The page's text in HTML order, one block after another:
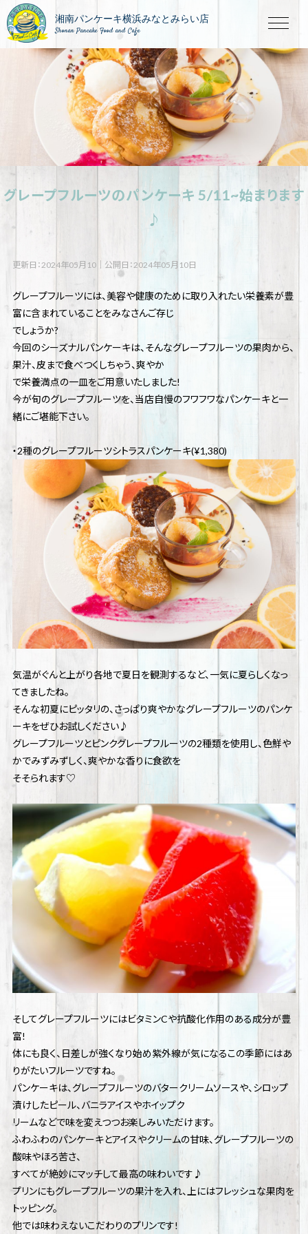
Shonan Pancake Food and Cafe
グレープフルーツのパンケーキ 5/11~始まります
♪
更新日：2024年05月10｜ 公開日：2024年05月10日
グレープフルーツには、美容や健康のために取り入れたい栄養素が豊
富に含まれていることをみなさんご存じ
でしょうか?
今回のシーズナルパンケーキは、そんなグレープフルーツの果肉から、
果汁、皮まで食べつくしちゃう、爽やか
で栄養満点の一皿をご用意いたしました!
今が旬のグレープフルーツを、当店自慢のフワフワなパンケーキと一
緒にご堪能下さい。
・2種のグレープフルーツシトラスパンケーキ(¥1,380)
気温がぐんと上がり各地で夏日を観測するなど、一気に夏らしくなっ
てきましたね。
そんな初夏にピッタリの、さっぱり爽やかなグレープフルーツのパンケ
ーキをぜひお試しください♪
グレープフルーツとピンクグレープフルーツの2種類を使用し、色鮮や
かでみずみずしく、爽やかな香りに食欲を
そそられます♡
そしてグレープフルーツにはビタミンCや抗酸化作用のある成分が豊
富!
体にも良く、日差しが強くなり始め紫外線が気になるこの季節にはあ
りがたいフルーツですね。
パンケーキは、グレープフルーツのバタークリームソースや、シロップ
漬けしたピール、バニラアイスやホイップク
リームなどで味を変えつつお楽しみいただけます。
ふわふわのパンケーキとアイスやクリームの甘味、グレープフルーツの
酸味やほろ苦さ、
すべてが絶妙にマッチして最高の味わいです♪
プリンにもグレープフルーツの果汁を入れ、上にはフレッシュな果肉を
トッピング。
他では味わえないこだわりのプリンです!